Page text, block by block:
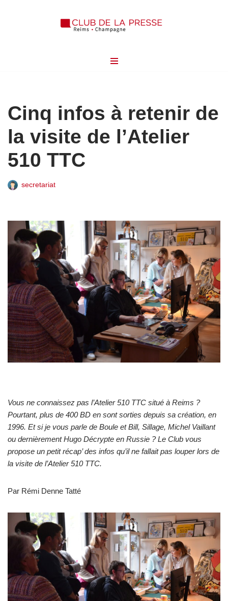
Cinq infos à retenir de
la visite de l’Atelier
510 TTC
secretariat
Vous ne connaissez pas l’Atelier 510 TTC situé à Reims ?
Pourtant, plus de 400 BD en sont sorties depuis sa création, en
1996. Et si je vous parle de Boule et Bill, Sillage, Michel Vaillant
ou dernièrement Hugo Décrypte en Russie ? Le Club vous
propose un petit récap’ des infos qu’il ne fallait pas louper lors de
la visite de l’Atelier 510 TTC.
Par Rémi Denne Tatté